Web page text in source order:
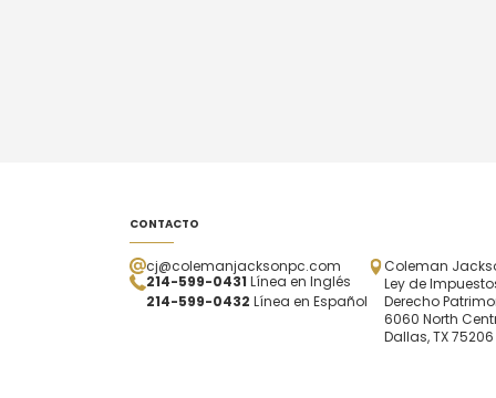
CONTACTO
cj@colemanjacksonpc.com
214-599-0431 Línea en Inglés
214-599-0432 Línea en Español
Coleman
Ley de
Derecho
6060 North
Dallas, TX 75206